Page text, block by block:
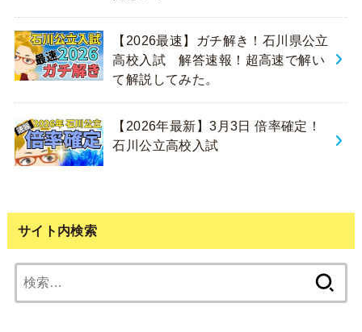
【2026最速】ガチ解き！石川県公立
高校入試 解答速報！超高速で解い
て解説してみた。
【2026年最新】3月3日 倍率確定！
石川公立高校入試
サイト内検索
索: